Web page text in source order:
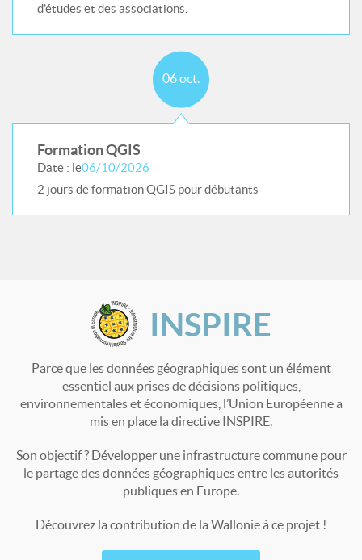
d'études et des associations.
Formation QGIS
06 oct.
Date : le06/10/2026
2 jours de formation QGIS pour débutants
INSPIRE
Parce que les données géographiques sont un élément
essentiel aux prises de décisions politiques,
environnementales et économiques, l’Union Européenne a
mis en place la directive INSPIRE.
Son objectif ? Développer une infrastructure commune pour
le partage des données géographiques entre les autorités
publiques en Europe.
Découvrez la contribution de la Wallonie à ce projet !